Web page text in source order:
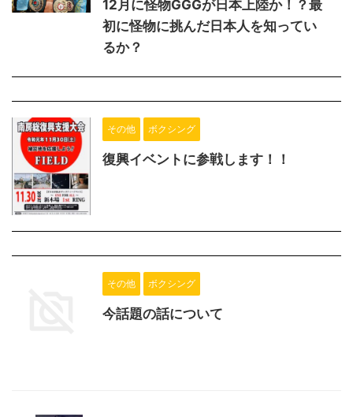
12月に怪物GGGが日本上陸か！？最
初に怪物に挑んだ日本人を知ってい
るか？
その他 ボクシング
復興イベントに参戦します！！
その他 ボクシング
今話題の話について